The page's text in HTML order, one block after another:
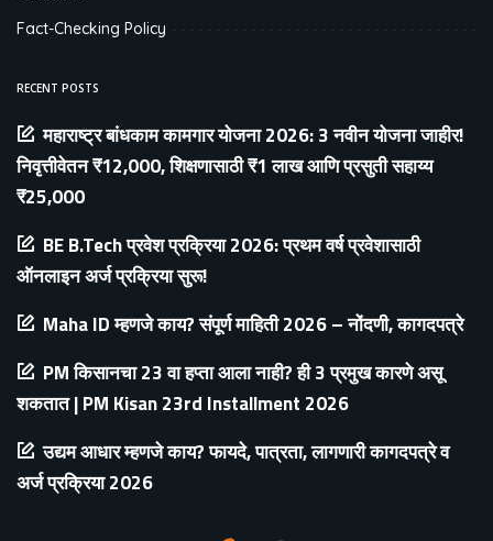
Fact-Checking Policy
RECENT POSTS
महाराष्ट्र बांधकाम कामगार योजना 2026: 3 नवीन योजना जाहीर!
निवृत्तीवेतन ₹12,000, शिक्षणासाठी ₹1 लाख आणि प्रसुती सहाय्य
₹25,000
BE B.Tech प्रवेश प्रक्रिया 2026: प्रथम वर्ष प्रवेशासाठी
ऑनलाइन अर्ज प्रक्रिया सुरू!
Maha ID म्हणजे काय? संपूर्ण माहिती 2026 – नोंदणी, कागदपत्रे
PM किसानचा 23 वा हप्ता आला नाही? ही 3 प्रमुख कारणे असू
शकतात | PM Kisan 23rd Installment 2026
उद्यम आधार म्हणजे काय? फायदे, पात्रता, लागणारी कागदपत्रे व
अर्ज प्रक्रिया 2026